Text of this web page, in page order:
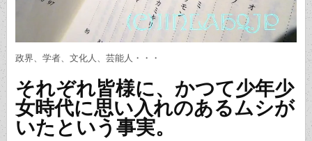
政界、学者、文化人、芸能人・・・
それぞれ皆様に、かつて少年少
女時代に思い入れのあるムシが
いたという事実。